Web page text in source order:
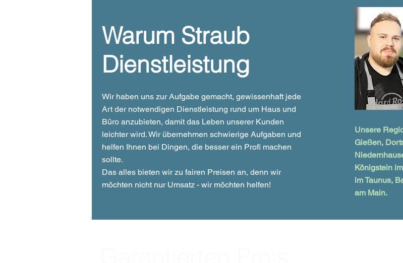
Warum Straub
Dienstleistung
Wir haben uns zur Aufgabe gemacht, gewissenhaft jede
Art der notwendigen Dienstleistung rund um Haus und
Büro anzubieten, damit das Leben unserer Kunden
leichter wird. Wir übernehmen schwierige Aufgaben und
helfen Ihnen bei Dingen, die besser ein Profi machen
sollte.
Das alles bieten wir zu fairen Preisen an, denn wir
möchten nicht nur Umsatz - wir möchten helfen!
Unsere
Gießen,
Königstein
im Taunus,
am Main.